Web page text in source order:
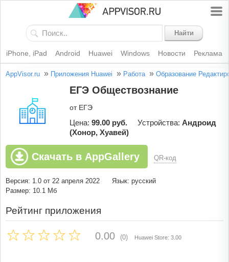
Найти
iPhone, iPad Android Huawei Windows Новости Реклама
AppVisor.ru » Приложения Huawei » Работа » Образование
ЕГЭ Обществознание
от ЕГЭ
Цена: 99.00 руб. Устройства: Андроид
(Хонор, Хуавей)
Скачать в AppGallery QR-код
Версия: 1.0 от 22 апреля 2022
Язык: русский
Размер: 10.1 Мб
Рейтинг приложения
0.00 (0) Huawei Store: 3.00